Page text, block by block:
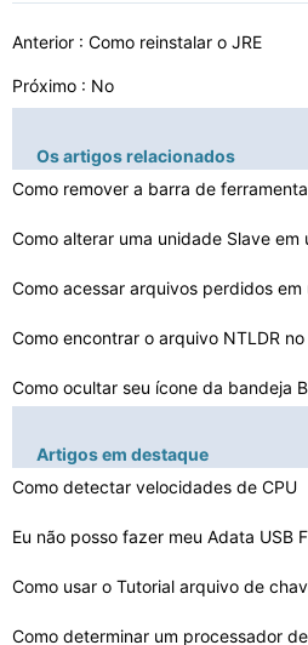
Anterior : Como reinstalar o JRE
Próximo : No
Os artigos relacionados
Como remover a barra de
Como encontrar o arquivo NTLDR
Como ocultar seu ícone da bandeja
Como liberar um Cache
Como reinstalar Emergência
Artigos em destaque
Como detectar velocidades de CPU
Como usar o Tutorial arquivo de
Como determinar um processador